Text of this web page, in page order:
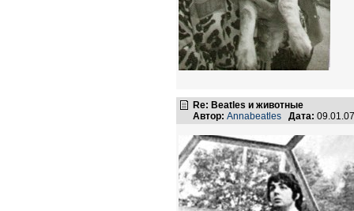
Re: Beatles и животные
Автор: Annabeatles Дата: